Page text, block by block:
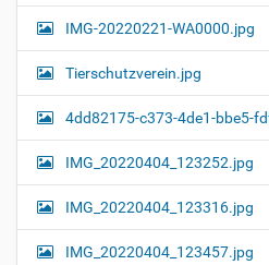
i
l
r
i
g
a
t
i
o
n
IMG-20220221-WA0000.jpg
Tierschutzverein.jpg
4dd82175-c373-4de1-bbe5-
IMG_20220404_123252.jpg
IMG_20220404_123316.jpg
IMG_20220404_123457.jpg